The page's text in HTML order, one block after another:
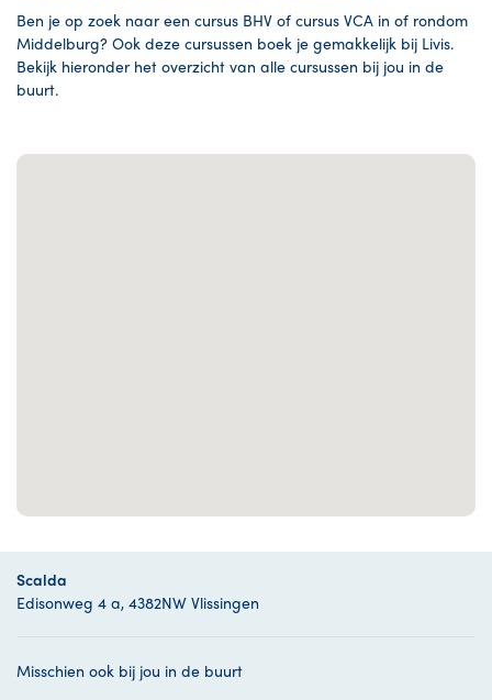
Ben je op zoek naar een cursus BHV of cursus VCA in of rondom
Middelburg? Ook deze cursussen boek je gemakkelijk bij Livis.
Bekijk hieronder het overzicht van alle cursussen bij jou in de
buurt.
Scalda
Edisonweg 4 a, 4382NW Vlissingen
Misschien ook bij jou in de buurt